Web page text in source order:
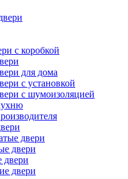
с коробкой
для дома
с установкой
с шумоизоляцией
двери
двери
двери
двери